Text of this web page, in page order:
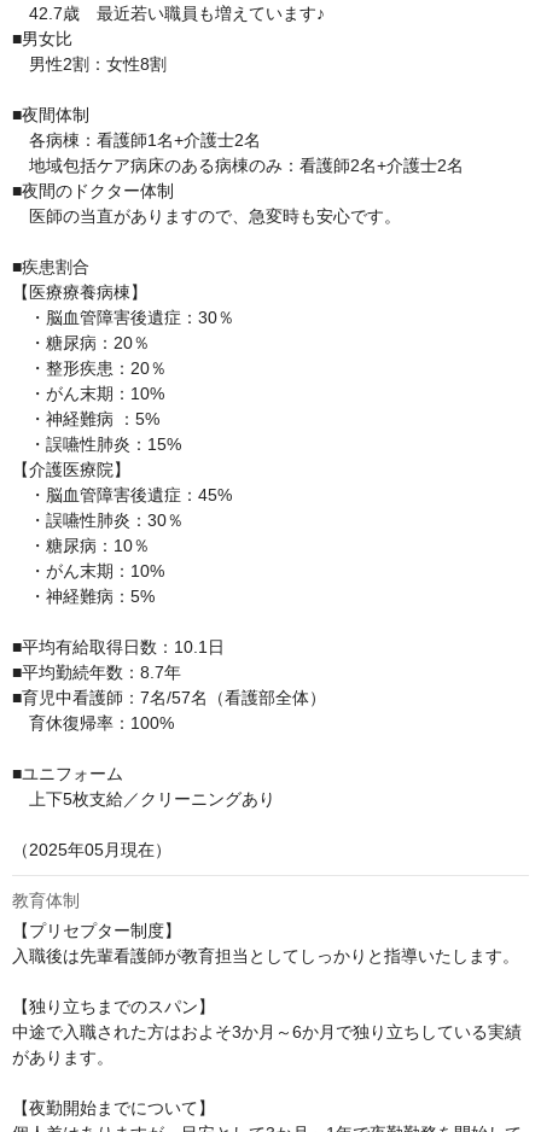
42.7歳　最近若い職員も増えています♪
■男女比
男性2割：女性8割
■夜間体制
各病棟：看護師1名+介護士2名
地域包括ケア病床のある病棟のみ：看護師2名+介護士2名
■夜間のドクター体制
医師の当直がありますので、急変時も安心です。
■疾患割合
【医療療養病棟】
・脳血管障害後遺症：30％
・糖尿病：20％
・整形疾患：20％
・がん末期：10%
・神経難病 ：5%
・誤嚥性肺炎：15%
【介護医療院】
・脳血管障害後遺症：45%
・誤嚥性肺炎：30％
・糖尿病：10％
・がん末期：10%
・神経難病：5%
■平均有給取得日数：10.1日
■平均勤続年数：8.7年
■育児中看護師：7名/57名（看護部全体）
育休復帰率：100%
■ユニフォーム
上下5枚支給／クリーニングあり
（2025年05月現在）
教育体制
【プリセプター制度】
入職後は先輩看護師が教育担当としてしっかりと指導いたします。
【独り立ちまでのスパン】
中途で入職された方はおよそ3か月～6か月で独り立ちしている実績
があります。
【夜勤開始までについて】